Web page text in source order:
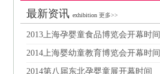
最新资讯 exhibition 更多>>
2013上海孕婴童食品博览会开幕时间
2014上海婴幼童教育博览会开幕时间
2014第八届东北孕婴童展开幕时间